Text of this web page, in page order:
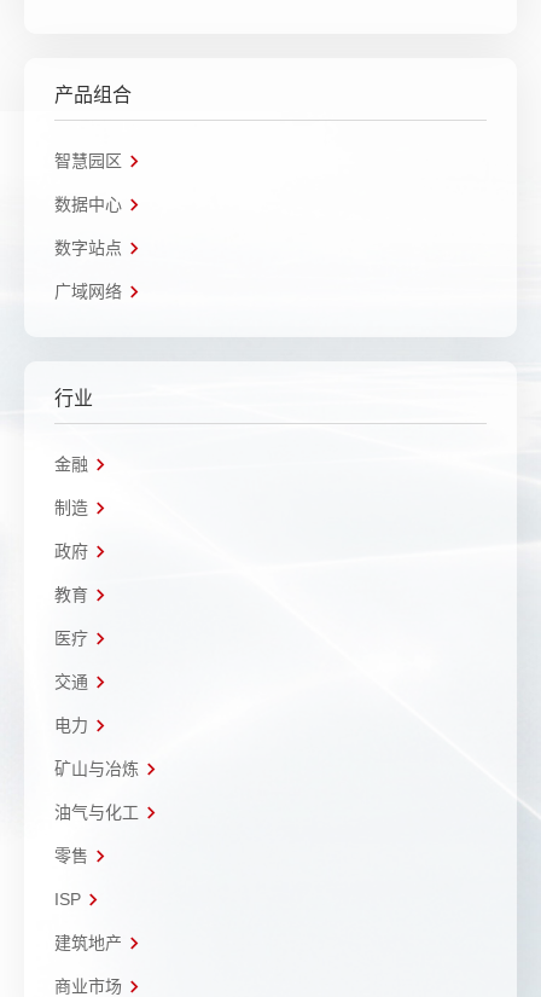
产品组合
智慧园区
数据中心
数字站点
广域网络
行业
金融
制造
政府
教育
医疗
交通
电力
矿山与冶炼
油气与化工
零售
ISP
建筑地产
商业市场